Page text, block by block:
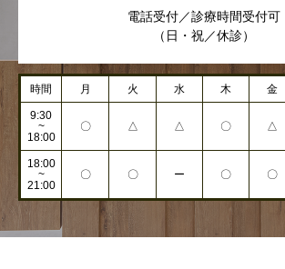
電話受付／診療時間受付可
（日・祝／休診）
時間 月 火 水 木 金
9:30
~
18:00
〇 △ △ 〇 △
18:00
~
21:00
〇 〇 ー 〇 〇